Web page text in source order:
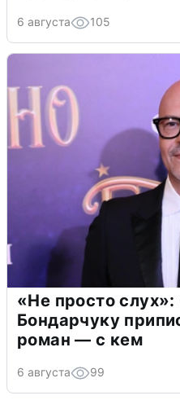
6 августа 105
«Не просто
Бондарчуку
роман — с кем
6 августа 99